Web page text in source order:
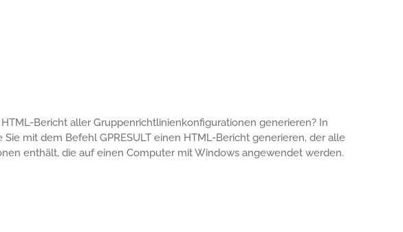
Bericht aller Gruppenrichtlinienkonfigurationen generieren? In
mit dem Befehl GPRESULT einen HTML-Bericht generieren, der alle
enthält, die auf einen Computer mit Windows angewendet werden.